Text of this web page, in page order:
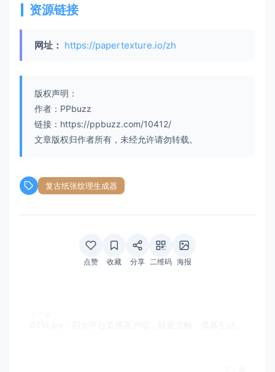
资源链接
网址： https://papertexture.io/zh
版权声明：
作者：PPbuzz
链接：https://ppbuzz.com/10412/
文章版权归作者所有，未经允许请勿转载。
复古纸张纹理生成器
点赞 收藏 分享 二维码 海报